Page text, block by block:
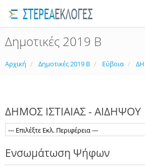
Δημοτικές 2019 Β
Αρχική Δημοτικές 2019 Β Εύβοια
ΔΗΜΟΣ ΙΣΤΙΑΙΑΣ - ΑΙΔΗΨΟΥ
--- Επιλέξτε Εκλ. Περιφέρεια ---
Ενσωμάτωση Ψήφων